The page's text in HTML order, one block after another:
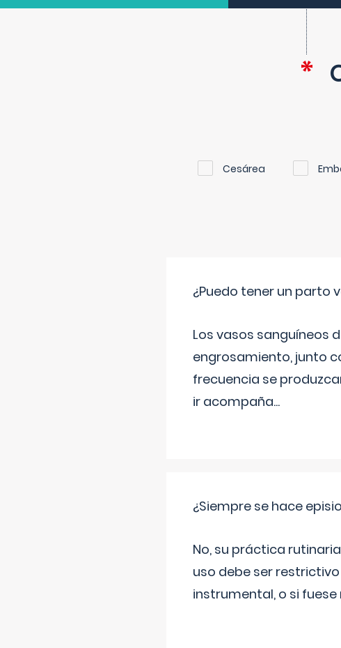
Cesárea
¿Puedo tener un parto
Los vasos sanguíneos
engrosamiento, junto
frecuencia se
ir acompaña...
¿Siempre se hace
No, su práctica
uso debe ser
instrumental, o si